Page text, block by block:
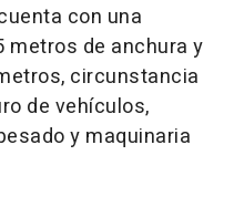
con una
metros de anchura y
circunstancia
de vehículos,
y maquinaria